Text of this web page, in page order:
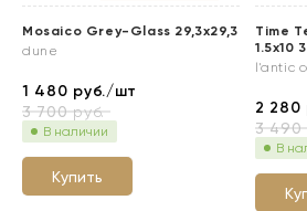
Mosaico Grey-Glass 29,3x29,3
dune
1 480 руб./шт
3 700руб.
В наличии
Купить
Time
1.5x10
l'antic
2 280
3 490
В